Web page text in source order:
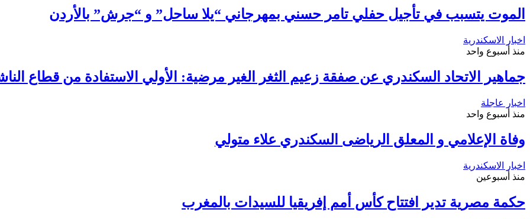
الموت يتسبب في تأجيل حفلي تامر حسني بمهرجاني “يلا ساحل” و “جرش” بالأردن
اخبار الاسكندرية
منذ أسبوع واحد
جماهير الاتحاد السكندري عن صفقة زعيم الثغر الغير مرضية: الأولي الاستفادة من قطاع
اخبار عاجلة
منذ أسبوع واحد
وفاة الإعلامي و المعلق الرياضى السكندري علاء متولي
اخبار الاسكندرية
منذ أسبوعين
حكمة مصرية تدير افتتاح كأس أمم إفريقيا للسيدات بالمغرب